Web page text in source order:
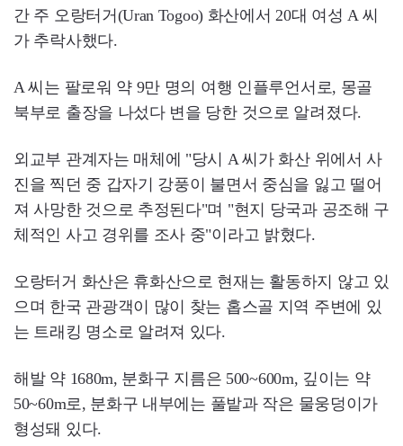
간 주 오랑터거(Uran Togoo) 화산에서 20대 여성 A 씨
가 추락사했다.
A 씨는 팔로워 약 9만 명의 여행 인플루언서로, 몽골
북부로 출장을 나섰다 변을 당한 것으로 알려졌다.
외교부 관계자는 매체에 "당시 A 씨가 화산 위에서 사
진을 찍던 중 갑자기 강풍이 불면서 중심을 잃고 떨어
져 사망한 것으로 추정된다"며 "현지 당국과 공조해 구
체적인 사고 경위를 조사 중"이라고 밝혔다.
오랑터거 화산은 휴화산으로 현재는 활동하지 않고 있
으며 한국 관광객이 많이 찾는 홉스골 지역 주변에 있
는 트래킹 명소로 알려져 있다.
해발 약 1680m, 분화구 지름은 500~600m, 깊이는 약
50~60m로, 분화구 내부에는 풀밭과 작은 물웅덩이가
형성돼 있다.